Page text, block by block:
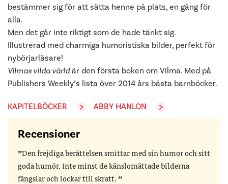
bestämmer sig för att sätta henne på plats, en gång för
alla.
Men det går inte riktigt som de hade tänkt sig.
Illustrerad med charmiga humoristiska bilder, perfekt för
nybörjarläsare!
Vilmas vilda världär den första boken om Vilma. Med på
Publishers Weekly’s lista över 2014 års bästa barnböcker.
KAPITELBÖCKER ABBY HANLON
Recensioner
Den frejdiga berättelsen smittar med sin humor och sitt
goda humör. Inte minst de känslomättade bilderna
fängslar och lockar till skratt.